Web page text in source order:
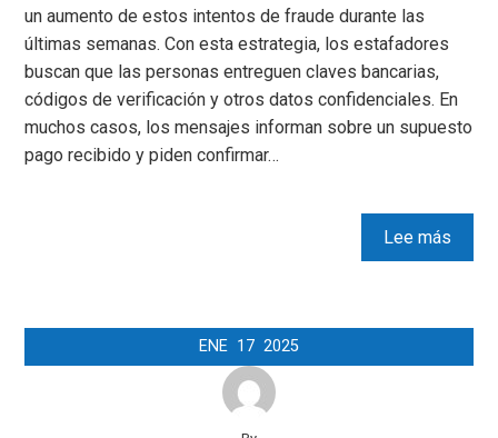
un aumento de estos intentos de fraude durante las
últimas semanas. Con esta estrategia, los estafadores
buscan que las personas entreguen claves bancarias,
códigos de verificación y otros datos confidenciales. En
muchos casos, los mensajes informan sobre un supuesto
pago recibido y piden confirmar…
Lee más
ENE 17 2025